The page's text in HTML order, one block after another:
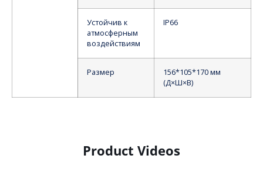
Устойчив к
атмосферным
воздействиям
IP66
Размер
156*105*170 мм
(Д×Ш×В)
Product Videos